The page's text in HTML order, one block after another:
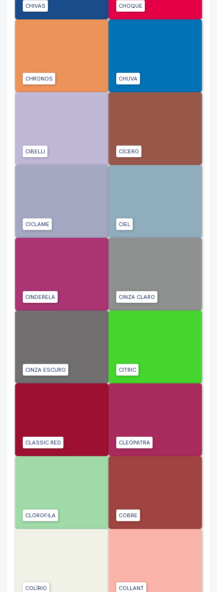
CHIVAS CHOQUE
CHRONOS CHUVA
CIBELLI CÍCERO
CICLAME CIEL
CINDERELA CINZA CLARO
CINZA ESCURO CITRIC
CLASSIC RED CLEÓPATRA
CLOROFILA COBRE
COLÍRIO COLLANT